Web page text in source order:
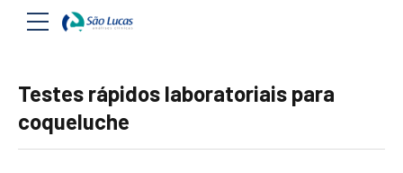
Testes rápidos laboratoriais para
coqueluche